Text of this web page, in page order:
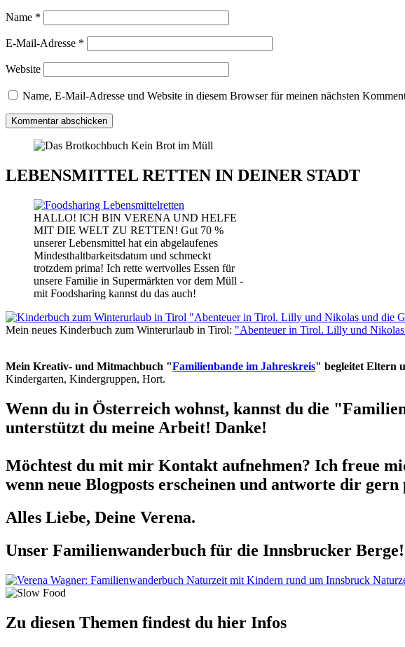
Name *
E-Mail-Adresse *
Website
Name, E-Mail-Adresse und Website in diesem Browser für meinen nächsten
LEBENSMITTEL RETTEN IN DEINER STADT
HALLO! ICH BIN VERENA UND HELFE
MIT DIE WELT ZU RETTEN! Gut 70 %
unserer Lebensmittel hat ein abgelaufenes
Mindesthaltbarkeitsdatum und schmeckt
trotzdem prima! Ich rette wertvolles Essen für
unsere Familie in Supermärkten vor dem Müll -
mit Foodsharing kannst du das auch!
Mein neues Kinderbuch zum Winterurlaub in Tirol: "Abenteuer in Tirol. Lilly und Nikolas
Mein Kreativ- und Mitmachbuch "Familienbande im Jahreskreis" begleitet Eltern
Kindergarten, Kindergruppen, Hort.
Wenn du in Österreich wohnst, kannst du die
unterstützt du meine Arbeit! Danke!
Möchtest du mit mir Kontakt aufnehmen? Ich freue
wenn neue Blogposts erscheinen und antworte dir gern
Alles Liebe, Deine Verena.
Unser Familienwanderbuch für die Innsbrucker
Zu diesen Themen findest du hier Infos